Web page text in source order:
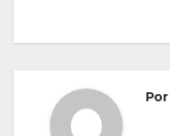
Por